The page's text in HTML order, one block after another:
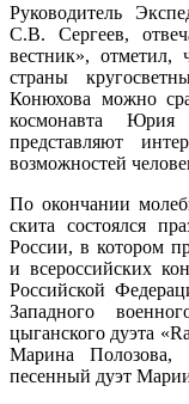
Руководитель
С.В. Сергеев,
вестник», отметил,
страны
Конюхова можно
космонавта
представляют
возможностей
По окончании
скита состоялся
России, в котором
и всероссийских
Российской
Западного
цыганского дуэта
Марина Полозова,
песенный дуэт